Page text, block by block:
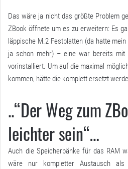
Das wäre ja nicht das größte Problem
ZBook öffnete um es zu erweitern: Es
läppische M.2 Festplatten (da hatte
ja schon mehr) – eine war bereits mit
vorinstalliert. Um auf die maximal
kommen, hätte die komplett ersetzt
..“Der Weg zum
leichter sein“…
Auch die Speicherbänke für das RAM
wäre nur kompletter Austausch als